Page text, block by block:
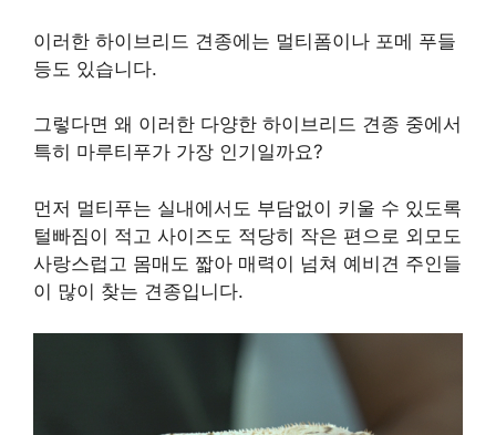
이러한 하이브리드 견종에는 멀티폼이나 포메 푸들
등도 있습니다.
그렇다면 왜 이러한 다양한 하이브리드 견종 중에서
특히 마루티푸가 가장 인기일까요?
먼저 멀티푸는 실내에서도 부담없이 키울 수 있도록
털빠짐이 적고 사이즈도 적당히 작은 편으로 외모도
사랑스럽고 몸매도 짧아 매력이 넘쳐 예비견 주인들
이 많이 찾는 견종입니다.